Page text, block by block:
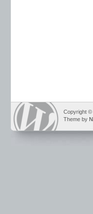
Copyright ©
Theme by